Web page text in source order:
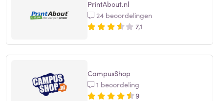
PrintAbout.nl
24 beoordelingen
7,1
CampusShop
1 beoordeling
9